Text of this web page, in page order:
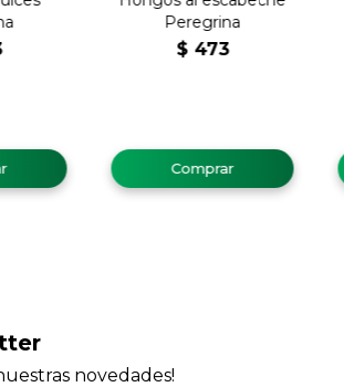
Peregrina
$ 473
novedades!